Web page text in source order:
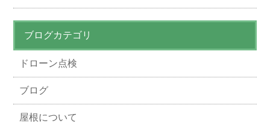
ブログカテゴリ
ドローン点検
ブログ
屋根について